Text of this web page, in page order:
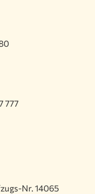
777
Nr. 14065